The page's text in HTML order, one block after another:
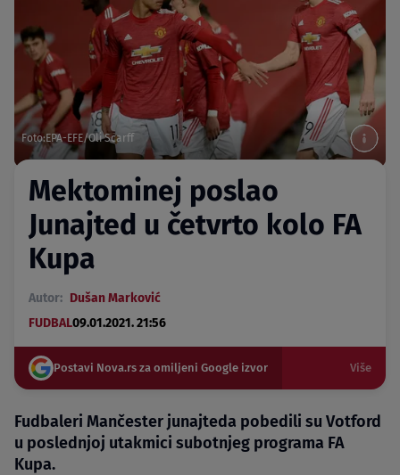
Foto:EPA-EFE/Oli Scarff
Mektominej poslao
Junajted u četvrto kolo FA
Kupa
Autor: Dušan Marković
FUDBAL09.01.2021. 21:56
Postavi Nova.rs za omiljeni Google izvor Više
Fudbaleri Mančester junajteda pobedili su Votford
u poslednjoj utakmici subotnjeg programa FA
Kupa.